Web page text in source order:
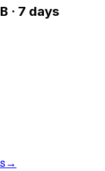
· 7 days
→